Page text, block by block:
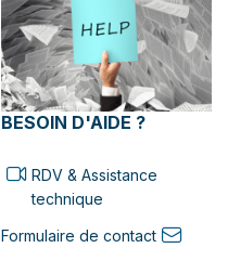
BESOIN D'AIDE ?
RDV & Assistance
technique
Formulaire de contact